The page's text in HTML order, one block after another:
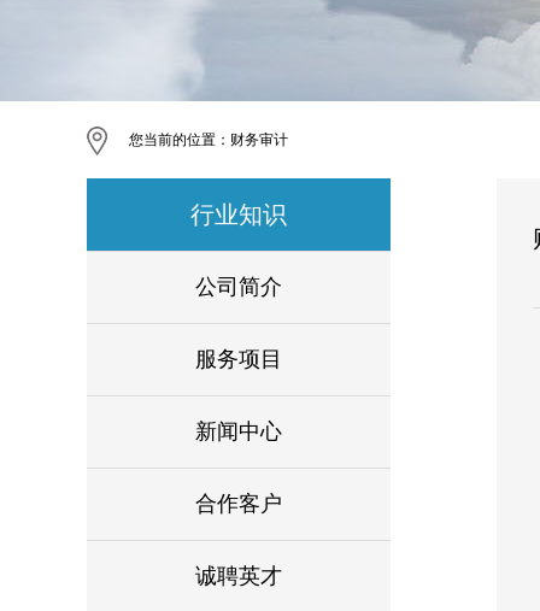
您当前的位置： 财务审计
行业知识
公司简介
服务项目
新闻中心
合作客户
诚聘英才